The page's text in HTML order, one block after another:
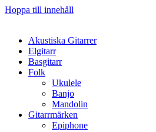
Hoppa till innehåll
Akustiska Gitarrer
Elgitarr
Basgitarr
Folk
Ukulele
Banjo
Mandolin
Gitarrmärken
Epiphone